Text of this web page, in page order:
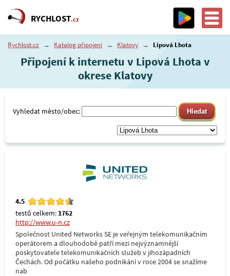
RYCHLOST.cz
Rychlost.cz → Katalog připojení → Klatovy → Lipová Lhota
Připojení k internetu v Lipová Lhota v
okrese Klatovy
Vyhledat město/obec:
4.5
testů celkem: 1762
http://www.u-n.cz
Společnost United Networks SE je veřejným telekomunikačním
operátorem a dlouhodobě patří mezi nejvýznamnější
poskytovatele telekomunikačních služeb v jihozápadních
Čechách. Od počátku našeho podnikání v roce 2004 se snažíme
nab